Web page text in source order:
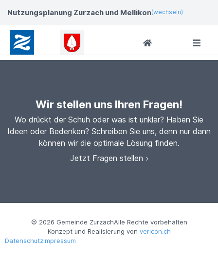
Nutzungsplanung Zurzach und Mellikon(wechseln)
Wir stellen uns Ihren Fragen!
Wo drückt der Schuh oder was ist unklar? Haben Sie
Ideen oder Bedenken? Schreiben Sie uns, denn nur dann
können wir die optimale Lösung finden.
Jetzt Fragen stellen ›
© 2026 Gemeinde ZurzachAlle Rechte vorbehalten
Konzept und Realisierung von vericon.ch
DatenschutzImpressum